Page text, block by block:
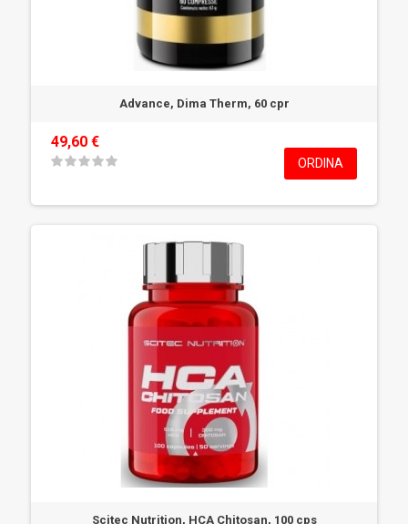
Advance, Dima Therm, 60 cpr
49,60 €
ORDINA
Scitec Nutrition, HCA Chitosan, 100 cps